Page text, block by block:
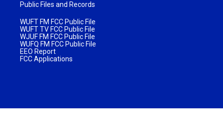
Public Files and Records
WUFT FM FCC Public File
WUFT TV FCC Public File
WJUF FM FCC Public File
WUFQ FM FCC Public File
EEO Report
FCC Applications